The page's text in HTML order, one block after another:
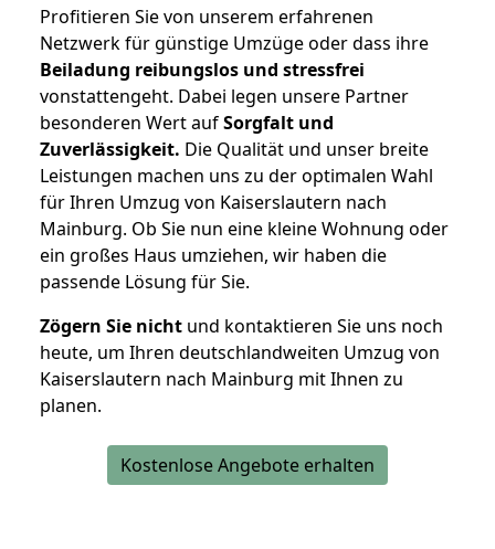
Profitieren Sie von unserem erfahrenen
Netzwerk für günstige Umzüge oder dass ihre
Beiladung reibungslos und stressfrei
vonstattengeht. Dabei legen unsere Partner
besonderen Wert aufSorgfalt und
Zuverlässigkeit. Die Qualität und unser breite
Leistungen machen uns zu der optimalen Wahl
für Ihren Umzug von Kaiserslautern nach
Mainburg. Ob Sie nun eine kleine Wohnung oder
ein großes Haus umziehen, wir haben die
passende Lösung für Sie.
Zögern Sie nicht und kontaktieren Sie uns noch
heute, um Ihren deutschlandweiten Umzug von
Kaiserslautern nach Mainburg mit Ihnen zu
planen.
Kostenlose Angebote erhalten